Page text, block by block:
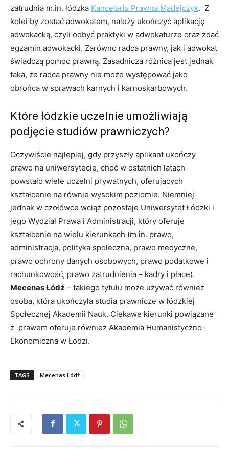
zatrudnia m.in. łódzka Kancelaria Prawna Madejczyk. Z
kolei by zostać adwokatem, należy ukończyć aplikację
adwokacką, czyli odbyć praktyki w adwokaturze oraz zdać
egzamin adwokacki. Zarówno radca prawny, jak i adwokat
świadczą pomoc prawną. Zasadnicza różnica jest jednak
taka, że radca prawny nie może występować jako
obrońca w sprawach karnych i karnoskarbowych.
Które łódzkie uczelnie umożliwiają
podjęcie studiów prawniczych?
Oczywiście najlepiej, gdy przyszły aplikant ukończy
prawo na uniwersytecie, choć w ostatnich latach
powstało wiele uczelni prywatnych, oferujących
kształcenie na równie wysokim poziomie. Niemniej
jednak w czołówce wciąż pozostaje Uniwersytet Łódzki i
jego Wydział Prawa i Administracji, który oferuje
kształcenie na wielu kierunkach (m.in. prawo,
administracja, polityka społeczna, prawo medyczne,
prawo ochrony danych osobowych, prawo podatkowe i
rachunkowość, prawo zatrudnienia – kadry i płace).
Mecenas Łódź – takiego tytułu może używać również
osoba, która ukończyła studia prawnicze w łódzkiej
Społecznej Akademii Nauk. Ciekawe kierunki powiązane
z prawem oferuje również Akademia Humanistyczno-
Ekonomiczna w Łodzi.
TAGS Mecenas Łódź